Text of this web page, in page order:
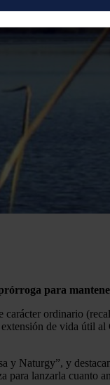
funciones de
web con nuestros
que les haya
para
ordinario
de vida útil
y Naturgy”, y
lanzarla cuanto